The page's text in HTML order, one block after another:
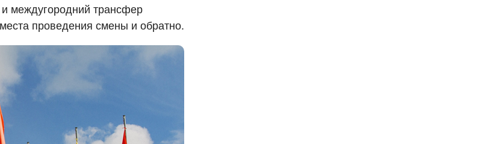
и междугородний трансфер
проведения смены и обратно.